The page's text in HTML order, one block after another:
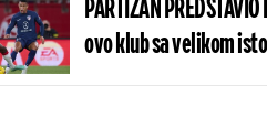
PARTIZAN
ovo klub sa velikom